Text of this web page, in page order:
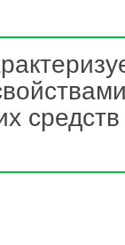
средств